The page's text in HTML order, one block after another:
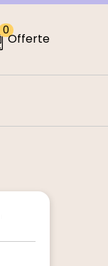
0
Offerte